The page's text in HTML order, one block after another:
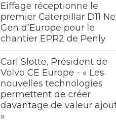
Eiffage réceptionne le
premier Caterpillar D11
Gen d’Europe pour le
chantier EPR2 de Penly
Carl Slotte, Président de
Volvo CE Europe - « Les
nouvelles technologies
permettent de créer
davantage de valeur
»